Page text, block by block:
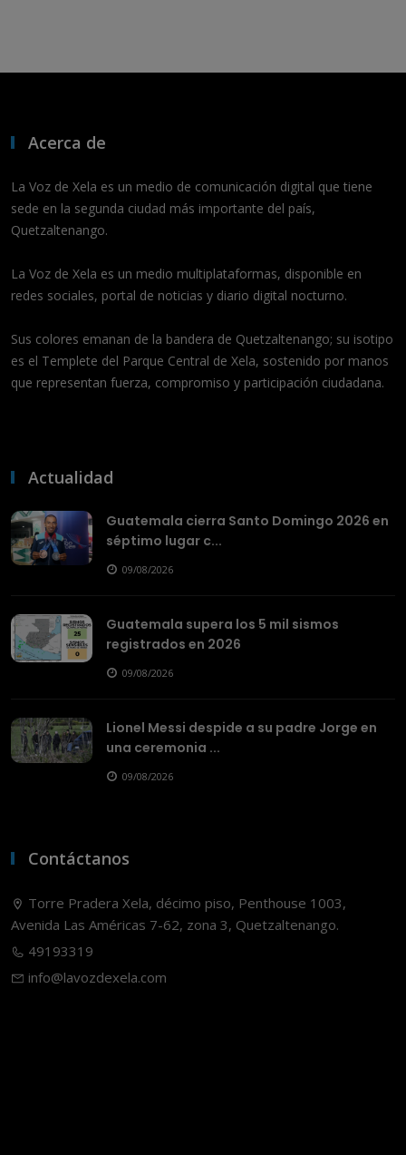
Acerca de
La Voz de Xela es un medio de comunicación digital que tiene
sede en la segunda ciudad más importante del país,
Quetzaltenango.
La Voz de Xela es un medio multiplataformas, disponible en
redes sociales, portal de noticias y diario digital nocturno.
Sus colores emanan de la bandera de Quetzaltenango; su isotipo
es el Templete del Parque Central de Xela, sostenido por manos
que representan fuerza, compromiso y participación ciudadana.
Actualidad
Guatemala cierra Santo Domingo 2026 en
séptimo lugar c...
09/08/2026
Guatemala supera los 5 mil sismos
registrados en 2026
09/08/2026
Lionel Messi despide a su padre Jorge en
una ceremonia ...
09/08/2026
Contáctanos
Torre Pradera Xela, décimo piso, Penthouse 1003,
Avenida Las Américas 7-62, zona 3, Quetzaltenango.
49193319
info@lavozdexela.com